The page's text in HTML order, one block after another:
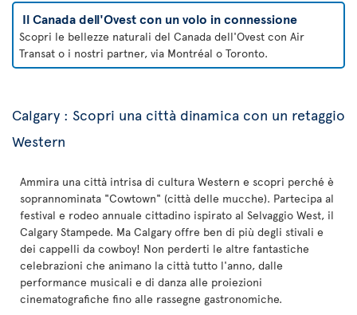
Il Canada dell'Ovest con un volo in connessione
Scopri le bellezze naturali del Canada dell'Ovest con Air
Transat o i nostri partner, via Montréal o Toronto.
Calgary : Scopri una città dinamica con un retaggio
Western
Ammira una città intrisa di cultura Western e scopri perché è
soprannominata "Cowtown" (città delle mucche). Partecipa al
festival e rodeo annuale cittadino ispirato al Selvaggio West, il
Calgary Stampede. Ma Calgary offre ben di più degli stivali e
dei cappelli da cowboy! Non perderti le altre fantastiche
celebrazioni che animano la città tutto l'anno, dalle
performance musicali e di danza alle proiezioni
cinematografiche fino alle rassegne gastronomiche.